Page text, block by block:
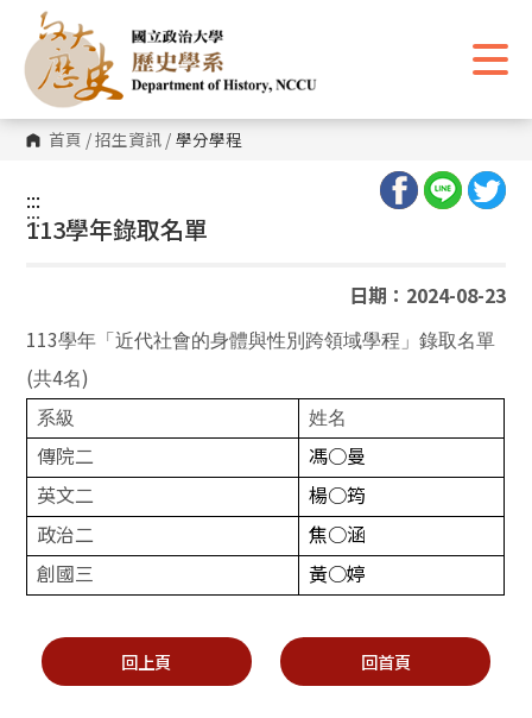
主
要
內
區
塊 首頁 /招生資訊 / 學分學程
:::
:::
113學年錄取名單
日期：2024-08-23
113學年「近代社會的身體與性別跨領域學程」錄取名單
(共4名)
系級 姓名
傳院二 馮○曼
英文二
楊○筠
政治二
焦○涵
創國三
黃○婷
回上頁 回首頁